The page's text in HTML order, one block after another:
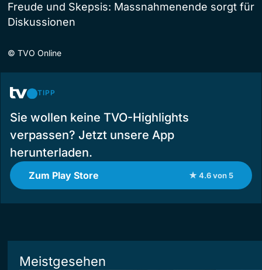
Freude und Skepsis: Massnahmenende sorgt für
Diskussionen
© TVO Online
TIPP
Sie wollen keine TVO-Highlights
verpassen? Jetzt unsere App
herunterladen.
Zum Play Store ★ 4.6 von 5
Meistgesehen